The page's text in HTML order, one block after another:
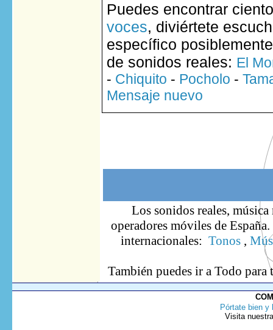
Puedes encontrar
voces, diviértete
específico
de sonidos reales: El
- Chiquito - Pocholo -
Mensaje nuevo
Los sonidos reales,
operadores móviles de
internacionales: Tonos,
También puedes ir a Todo para
Pórtate bien y
Visita